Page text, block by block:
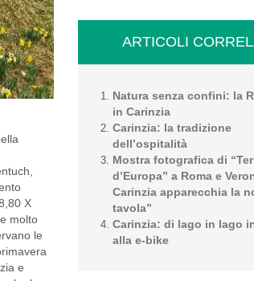
X
molto
le
e
ARTICOLI
Natura senza confini: la
in Carinzia
Carinzia: la tradizione
dell’ospitalità
Mostra fotografica di
d’Europa” a Roma e
Carinzia apparecchia la
tavola”
Carinzia: di lago in lago
alla e-bike